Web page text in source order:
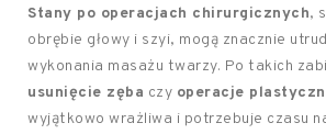
Stany po operacjach chirurgicznych,
obrębie głowy i szyi, mogą znacznie
wykonania masażu twarzy. Po takich
usunięcie zęba czy operacje
wyjątkowo wrażliwa i potrzebuje czasu